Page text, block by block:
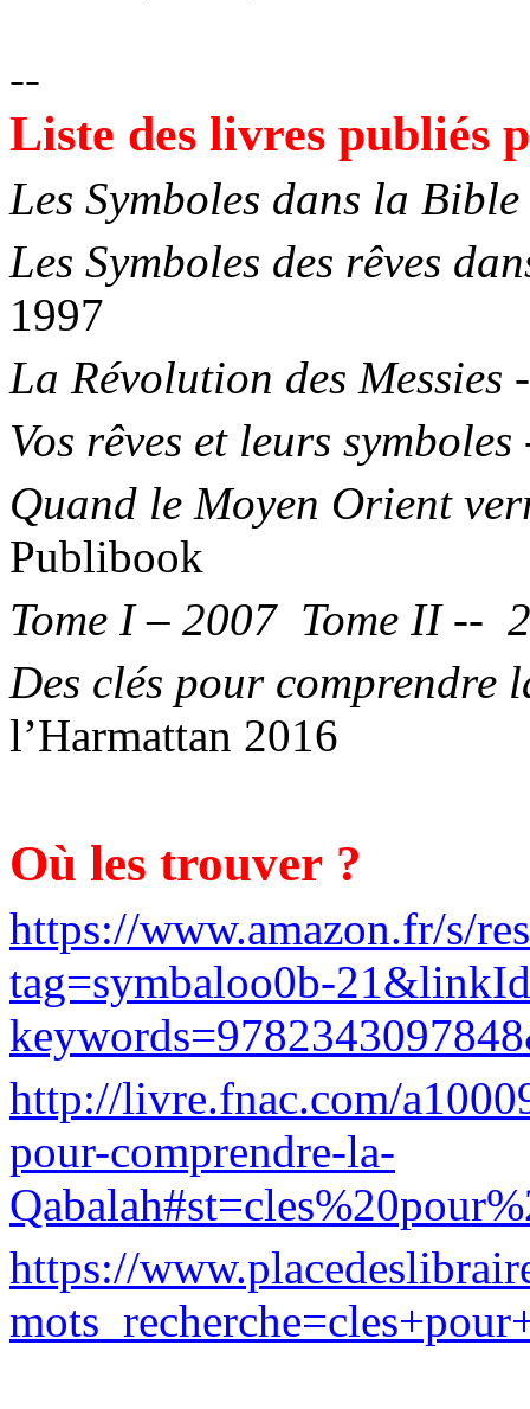
--
Liste des livres publiés
Les Symboles dans la Bible
Les Symboles des rêves
1997
La Révolution des Messies
Vos rêves et leurs symboles
Quand le Moyen Orient
Publibook
Tome I – 2007 Tome II --
Des clés pour comprendre
l’Harmattan 2016
Où les trouver ?
https://www.amazon.fr/s/
tag=symbaloo0b-
http://livre.fnac.com/
pour-comprendre-la-
https://